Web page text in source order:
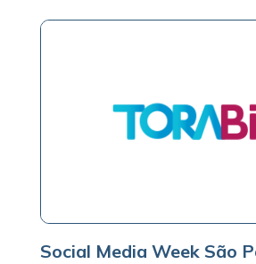
Social Media Week São